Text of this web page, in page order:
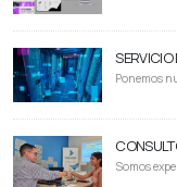
SERVICIO
Ponemos
Somos